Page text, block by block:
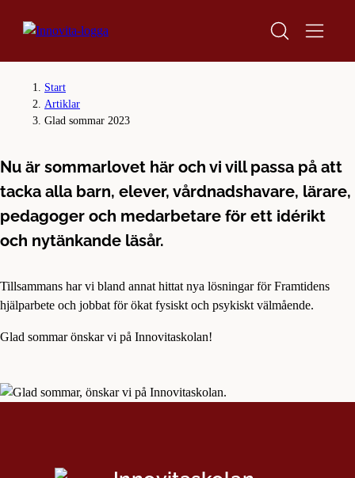
Hoppa
Hoppa
Start
Artiklar
Glad sommar 2023
GLAD SOMMAR!
Nu är sommarlovet här och vi vill passa på att
tacka alla barn, elever, vårdnadshavare, lärare,
pedagoger och medarbetare för ett idérikt
och nytänkande läsår.
Tillsammans har vi bland annat hittat nya lösningar för Framtidens
hjälparbete och jobbat för ökat fysiskt och psykiskt välmående.
Glad sommar önskar vi på Innovitaskolan!